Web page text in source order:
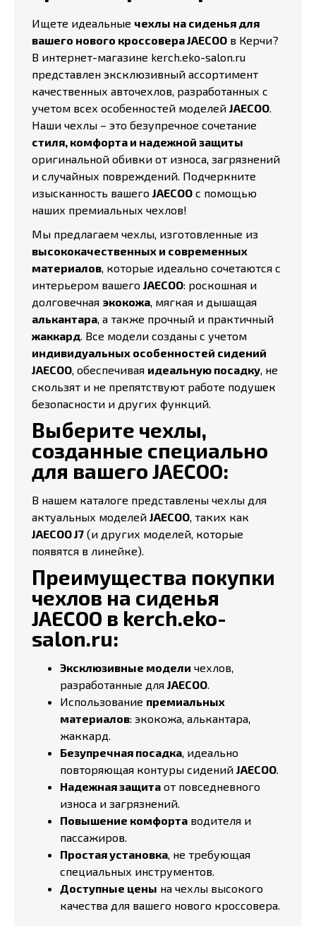
Ищете идеальные чехлы на сиденья для
вашего нового кроссовера JAECOO в Керчи?
В интернет-магазине kerch.eko-salon.ru
представлен эксклюзивный ассортимент
качественных авточехлов, разработанных с
учетом всех особенностей моделей JAECOO.
Наши чехлы – это безупречное сочетание
стиля, комфорта и надежной защиты
оригинальной обивки от износа, загрязнений
и случайных повреждений. Подчеркните
изысканность вашего JAECOO с помощью
наших премиальных чехлов!
Мы предлагаем чехлы, изготовленные из
высококачественных и современных
материалов, которые идеально сочетаются с
интерьером вашего JAECOO: роскошная и
долговечная экокожа, мягкая и дышащая
алькантара, а также прочный и практичный
жаккард. Все модели созданы с учетом
индивидуальных особенностей сидений
JAECOO, обеспечивая идеальную посадку, не
скользят и не препятствуют работе подушек
безопасности и других функций.
Выберите чехлы,
созданные специально
для вашего JAECOO:
В нашем каталоге представлены чехлы для
актуальных моделей JAECOO, таких как
JAECOO J7 (и других моделей, которые
появятся в линейке).
Преимущества покупки
чехлов на сиденья
JAECOO в kerch.eko-
salon.ru:
Эксклюзивные модели чехлов,
разработанные для JAECOO.
Использование премиальных
материалов: экокожа, алькантара,
жаккард.
Безупречная посадка, идеально
повторяющая контуры сидений JAECOO.
Надежная защита от повседневного
износа и загрязнений.
Повышение комфорта водителя и
пассажиров.
Простая установка, не требующая
специальных инструментов.
Доступные цены на чехлы высокого
качества для вашего нового кроссовера.